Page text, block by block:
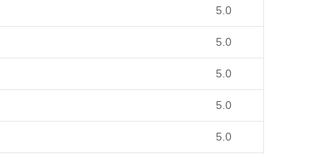
5.0
5.0
5.0
5.0
5.0